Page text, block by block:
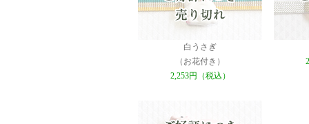
白うさぎ
（お花付き）
2,253円（税込）